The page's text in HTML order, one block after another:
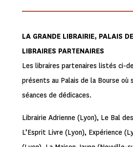
LA GRANDE LIBRAIRIE, PALAIS
LIBRAIRES PARTENAIRES
Les libraires partenaires listés ci-
présents au Palais de la Bourse où
séances de dédicaces.
Librairie Adrienne (Lyon), Le Bal
L’Esprit Livre (Lyon), Expérience